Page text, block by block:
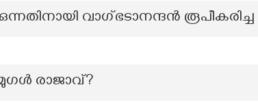
വാഗ്ഭടാനന്ദൻ
മുഗൾ രാജാവ്?